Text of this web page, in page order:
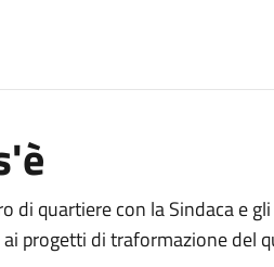
di quartiere con la Sindaca e
progetti di traformazione del